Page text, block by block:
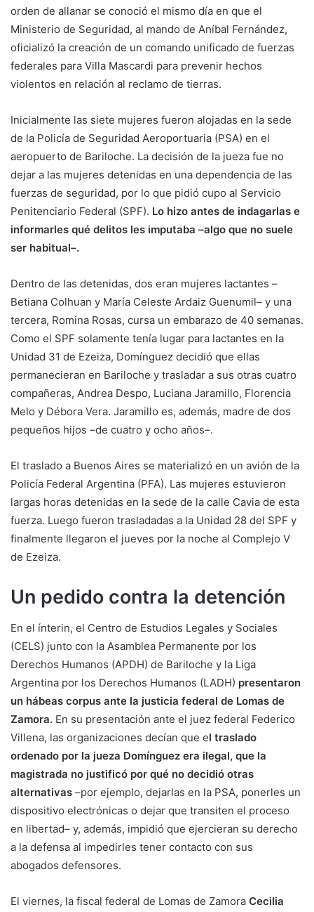
orden de allanar se conoció el mismo día en que el
Ministerio de Seguridad, al mando de Aníbal Fernández,
oficializó la creación de un comando unificado de fuerzas
federales para Villa Mascardi para prevenir hechos
violentos en relación al reclamo de tierras.
Inicialmente las siete mujeres fueron alojadas en la sede
de la Policía de Seguridad Aeroportuaria (PSA) en el
aeropuerto de Bariloche. La decisión de la jueza fue no
dejar a las mujeres detenidas en una dependencia de las
fuerzas de seguridad, por lo que pidió cupo al Servicio
Penitenciario Federal (SPF). Lo hizo antes de indagarlas e
informarles qué delitos les imputaba –algo que no suele
ser habitual–.
Dentro de las detenidas, dos eran mujeres lactantes –
Betiana Colhuan y María Celeste Ardaiz Guenumil– y una
tercera, Romina Rosas, cursa un embarazo de 40 semanas.
Como el SPF solamente tenía lugar para lactantes en la
Unidad 31 de Ezeiza, Domínguez decidió que ellas
permanecieran en Bariloche y trasladar a sus otras cuatro
compañeras, Andrea Despo, Luciana Jaramillo, Florencia
Melo y Débora Vera. Jaramillo es, además, madre de dos
pequeños hijos –de cuatro y ocho años–.
El traslado a Buenos Aires se materializó en un avión de la
Policía Federal Argentina (PFA). Las mujeres estuvieron
largas horas detenidas en la sede de la calle Cavia de esta
fuerza. Luego fueron trasladadas a la Unidad 28 del SPF y
finalmente llegaron el jueves por la noche al Complejo V
de Ezeiza.
Un pedido contra la detención
En el ínterin, el Centro de Estudios Legales y Sociales
(CELS) junto con la Asamblea Permanente por los
Derechos Humanos (APDH) de Bariloche y la Liga
Argentina por los Derechos Humanos (LADH) presentaron
un hábeas corpus ante la justicia federal de Lomas de
Zamora. En su presentación ante el juez federal Federico
Villena, las organizaciones decían que el traslado
ordenado por la jueza Domínguez era ilegal, que la
magistrada no justificó por qué no decidió otras
alternativas –por ejemplo, dejarlas en la PSA, ponerles un
dispositivo electrónicas o dejar que transiten el proceso
en libertad– y, además, impidió que ejercieran su derecho
a la defensa al impedirles tener contacto con sus
abogados defensores.
El viernes, la fiscal federal de Lomas de Zamora Cecilia